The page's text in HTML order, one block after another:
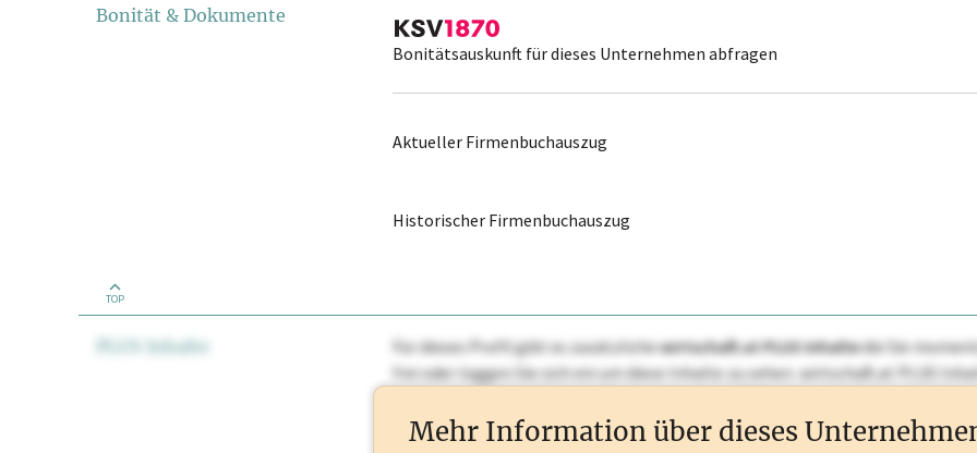
Bonität & Dokumente
Bonitätsauskunft für dieses Unternehmen abfragen
Aktueller Firmenbuchauszug
Historischer Firmenbuchauszug
TOP
PLUS Inhalte Für dieses Profil gibt es zusätzlichewirtschaft.at PLUS Inhaltedie Sie
frei oder loggen Sie sich ein um diese Inhalte zu sehen. wirtschaft.at PLUS
Mehr Information über dieses